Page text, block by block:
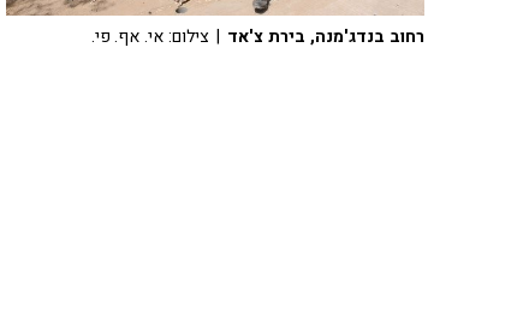
רחוב בנדג'מנה, בירת צ'אד | צילום: אי. אף. פי.